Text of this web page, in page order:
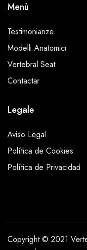
Menù
Testimonianze
Modelli Anatomici
Vertebral Seat
Contactar
Legale
Aviso Legal
Política de Cookies
Política de Privacidad
Copyright © 2021